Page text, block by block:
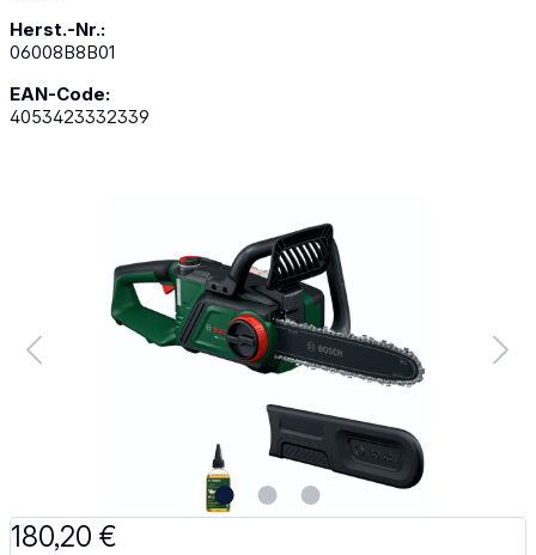
Herst.-Nr.:
06008B8B01
EAN-Code:
4053423332339
180,20 €